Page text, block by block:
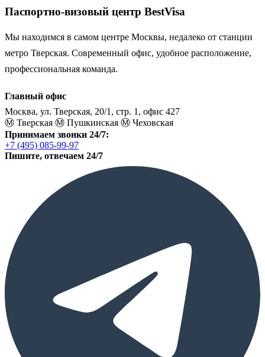
Паспортно-визовый центр BestVisa
Мы находимся в самом центре Москвы, недалеко от станции
метро Тверская. Современный офис, удобное расположение,
профессиональная команда.
Главный офис
Москва, ул. Тверская, 20/1, стр. 1, офис 427
Ⓜ️ Тверская Ⓜ️ Пушкинская Ⓜ️ Чеховская
Принимаем звонки 24/7:
+7 (495) 085-99-97
Пишите, отвечаем 24/7